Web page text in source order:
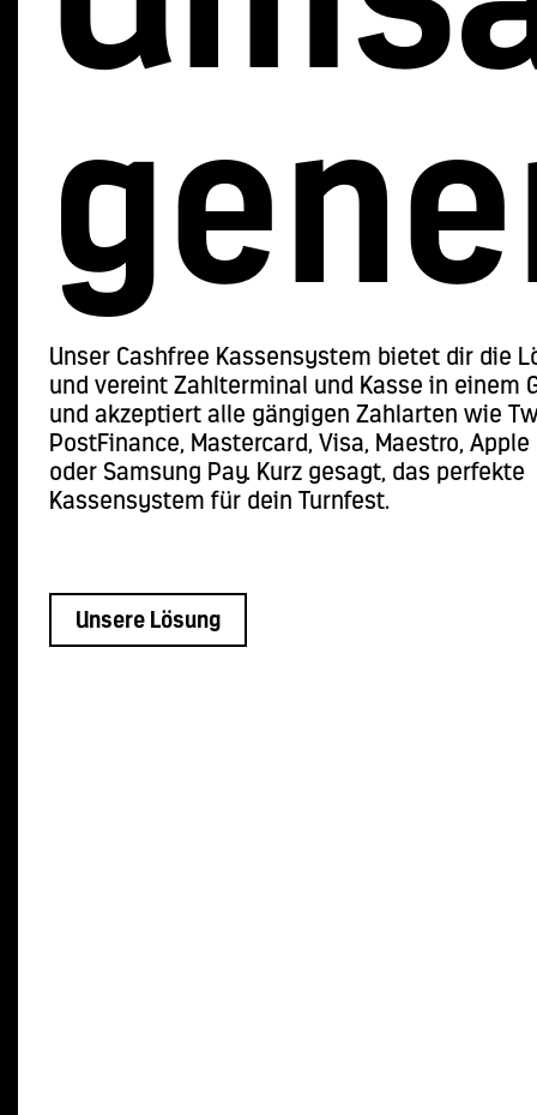
Unser Cashfree Kassensystem bietet dir die
und vereint Zahlterminal und Kasse in einem
und akzeptiert alle gängigen Zahlarten wie
PostFinance, Mastercard, Visa, Maestro, Apple
oder Samsung Pay. Kurz gesagt, das perfekte
Kassensystem für dein Turnfest.
Unsere Lösung